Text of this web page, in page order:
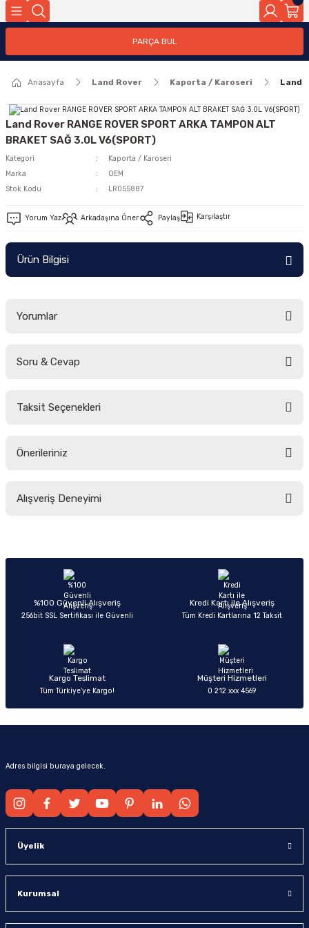
PARÇA BUL
Anasayfa Land Rover Kaporta / Karoseri Land
Land Rover RANGE ROVER SPORT ARKA TAMPON ALT
BRAKET SAĞ 3.0L V6(SPORT)
Kategori
Kaporta / Karoseri
Marka
OEM
Stok Kodu
LR055887
Yorum Yaz Arkadaşına Öner Paylaş Karşılaştır
Ürün Bilgisi
Yorumlar
Soru & Cevap
Taksit Seçenekleri
Önerileriniz
yetersiz gördüğünüz noktaları öneri formunu kullanarak tarafımıza
Ürün açıklamasında eksik bilgiler bulunuyor.
Ürün bilgilerinde hatalar bulunuyor.
Ürün fiyatı diğer sitelerden daha pahalı.
Alışveriş Deneyimi
Sitemize ilk yorumu siz yapın!
%100 Güvenli Alışveriş
256bit SSL Sertifikası ile Güvenli
Kredi Kartı ile Alışveriş
Tüm Kredi Kartlarına 12 Taksit
Kargo Teslimat
Tüm Türkiye’ye Kargo!
Müşteri Hizmetleri
0 212 xxx 4569
Adres bilgisi buraya gelecek.
Üyelik
Kurumsal